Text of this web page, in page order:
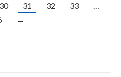
30 31 32 33
…
→